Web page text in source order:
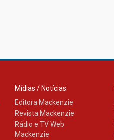
Mídias / Notícias:
Editora Mackenzie
Revista Mackenzie
Rádio e TV Web
Mackenzie